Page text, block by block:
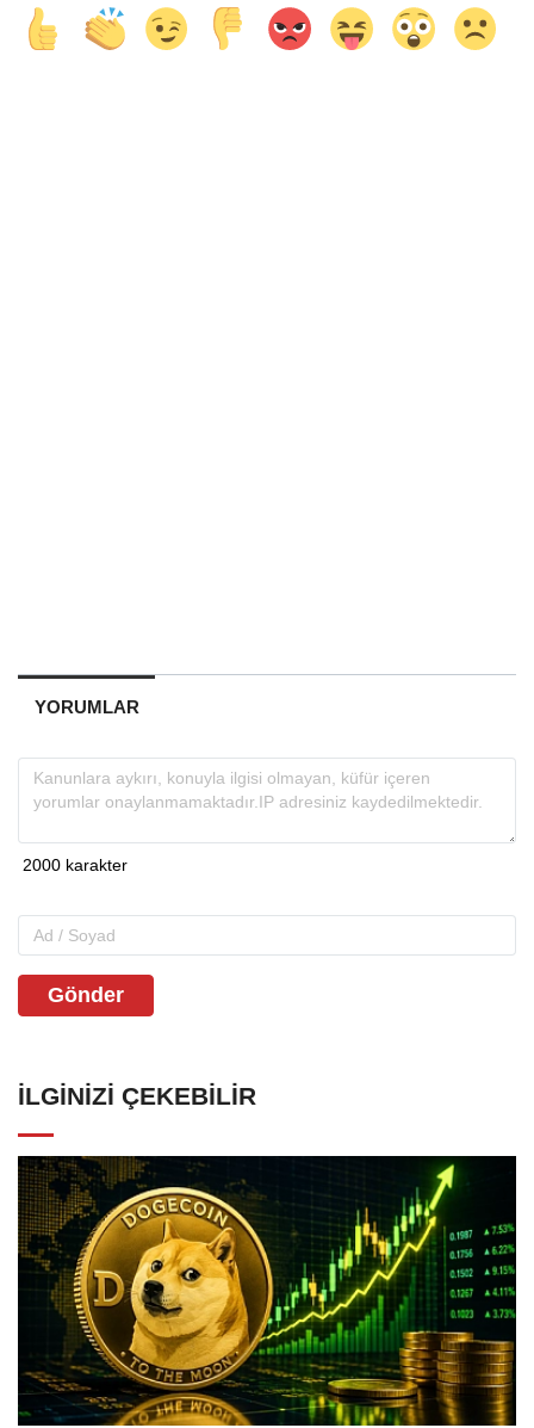
YORUMLAR
Gönder
İLGINIZI ÇEKEBILIR